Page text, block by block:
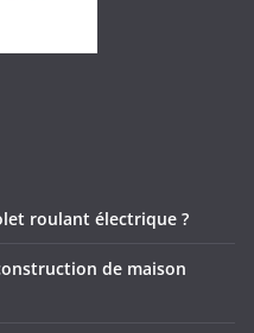
roulant électrique ?
de maison